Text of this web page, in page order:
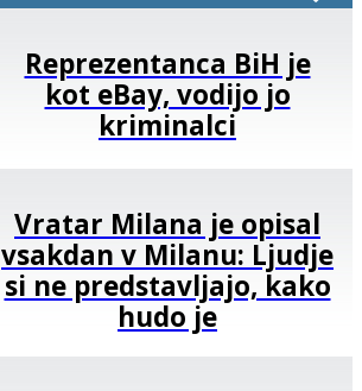
Reprezentanca BiH je
kot eBay, vodijo jo
kriminalci
Vratar Milana je opisal
vsakdan v Milanu: Ljudje
si ne predstavljajo, kako
hudo je